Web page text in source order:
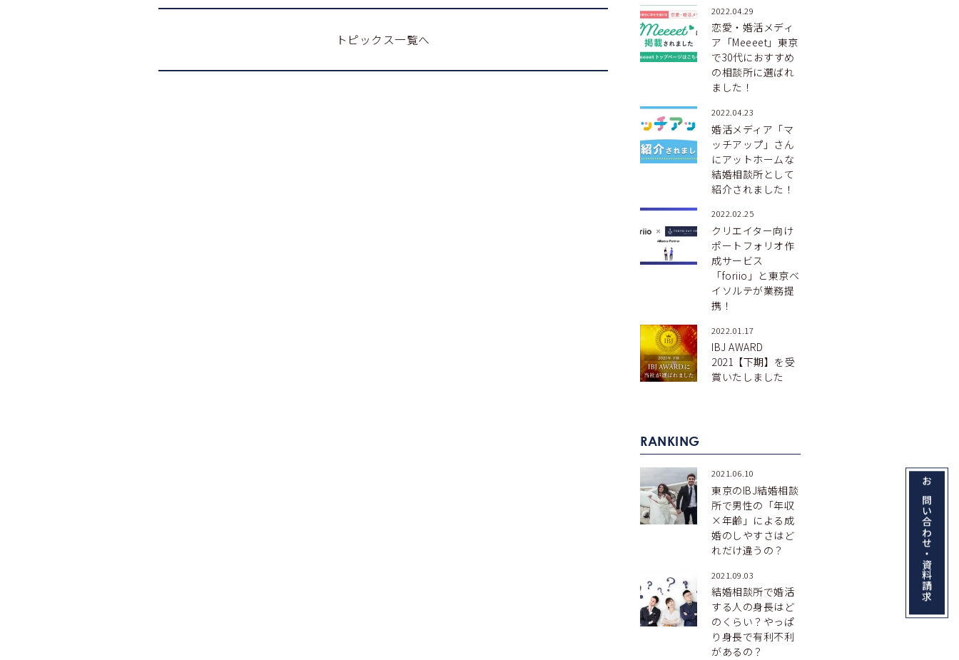
お問い合わせ・資料請求
トピックス一覧へ
2022.04.29
恋愛・婚活メディ
ア「Meeeet」東京
で30代におすすめ
の相談所に選ばれ
ました！
2022.04.23
婚活メディア「マ
ッチアップ」さん
にアットホームな
結婚相談所として
紹介されました！
2022.02.25
クリエイター向け
ポートフォリオ作
成サービス
「foriio」と東京ベ
イソルテが業務提
携！
2022.01.17
IBJ AWARD
2021【下期】を受
賞いたしました
RANKING
2021.06.10
東京のIBJ結婚相談
所で男性の「年収
×年齢」による成
婚のしやすさはど
れだけ違うの？
2021.09.03
結婚相談所で婚活
する人の身長はど
のくらい？やっぱ
り身長で有利不利
があるの？